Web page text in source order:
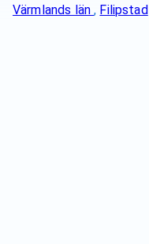
Värmlands län, Filipstad